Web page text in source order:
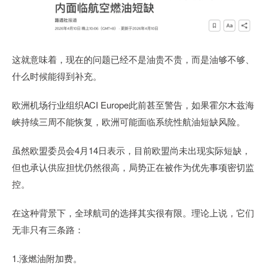
这就意味着，现在的问题已经不是油贵不贵，而是油够不够、
什么时候能得到补充。
欧洲机场行业组织ACI Europe此前甚至警告，如果霍尔木兹海
峡持续三周不能恢复，欧洲可能面临系统性航油短缺风险。
虽然欧盟委员会4月14日表示，目前欧盟尚未出现实际短缺，
但也承认供应担忧仍然很高，局势正在被作为优先事项密切监
控。
在这种背景下，全球航司的选择其实很有限。理论上说，它们
无非只有三条路：
1.涨燃油附加费。